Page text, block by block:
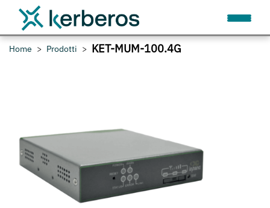
Home Prodotti KET-MUM-100.4G